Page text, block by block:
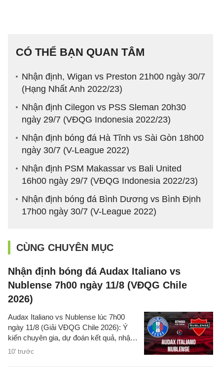
CÓ THỂ BẠN QUAN TÂM
Nhận định, Wigan vs Preston 21h00 ngày 30/7
(Hạng Nhất Anh 2022/23)
Nhận định Cilegon vs PSS Sleman 20h30
ngày 29/7 (VĐQG Indonesia 2022/23)
Nhận định bóng đá Hà Tĩnh vs Sài Gòn 18h00
ngày 30/7 (V-League 2022)
Nhận định PSM Makassar vs Bali United
16h00 ngày 29/7 (VĐQG Indonesia 2022/23)
Nhận định bóng đá Bình Dương vs Bình Định
17h00 ngày 30/7 (V-League 2022)
CÙNG CHUYÊN MỤC
Nhận định bóng đá Audax Italiano vs
Nublense 7h00 ngày 11/8 (VĐQG Chile
2026)
10' trước
Audax Italiano vs Nublense lúc 7h00
ngày 11/8 (Giải VĐQG Chile 2026): Ý
kiến chuyên gia, dự đoán kết quả, nhận
định - phân tích trận đấu, thống kê chi